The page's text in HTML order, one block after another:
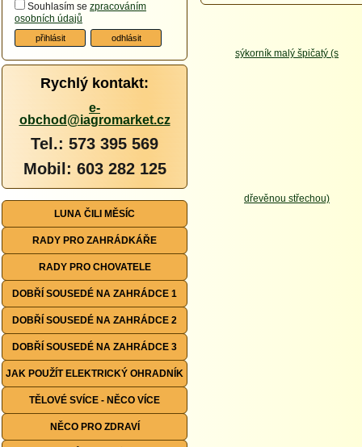
Souhlasím se zpracováním
osobních údajů
Rychlý kontakt:
e-
obchod@iagromarket.cz
Tel.: 573 395 569
Mobil: 603 282 125
LUNA ČILI MĚSÍC
RADY PRO ZAHRÁDKÁŘE
RADY PRO CHOVATELE
DOBŘÍ SOUSEDÉ NA ZAHRÁDCE 1
DOBŘÍ SOUSEDÉ NA ZAHRÁDCE 2
DOBŘÍ SOUSEDÉ NA ZAHRÁDCE 3
JAK POUŽÍT ELEKTRICKÝ OHRADNÍK
TĚLOVÉ SVÍCE - NĚCO VÍCE
NĚCO PRO ZDRAVÍ